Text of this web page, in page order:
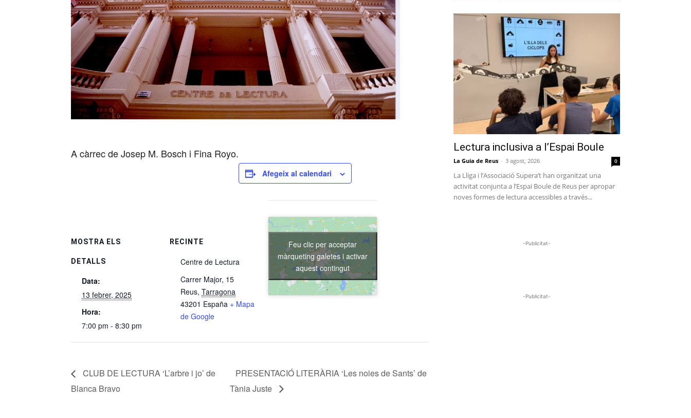
A càrrec de Josep M. Bosch i Fina Royo.
Afegeix al calendari
MOSTRA ELS
DETALLS
Data:
13 febrer, 2025
Hora:
7:00 pm - 8:30 pm
RECINTE
Centre de Lectura
Carrer Major, 15
Reus, Tarragona
43201 España + Mapa
de Google
Feu clic per acceptar
màrqueting galetes i activar
aquest contingut
CLUB DE LECTURA ‘L’arbre i jo’ de
Blanca Bravo
PRESENTACIÓ LITERÀRIA ‘Les noies de Sants’ de
Tània Juste
Lectura inclusiva a l’Espai Boule
La Guia de Reus - 3 agost, 2026 0
La Lliga i l’Associació Supera’t han organitzat una
activitat conjunta a l’Espai Boule de Reus per apropar
noves formes de lectura accessibles a través...
-Publicitat-
-Publicitat-